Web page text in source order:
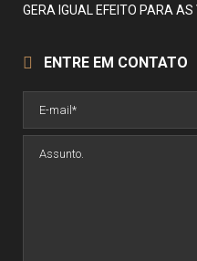
GERA IGUAL EFEITO PARA
ENTRE EM CONTATO